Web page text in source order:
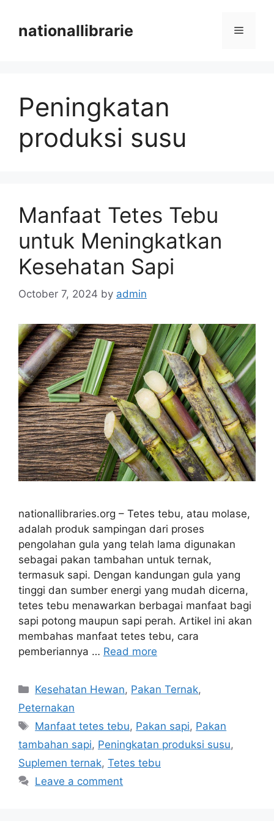
contentnationallibrarie Menu
Peningkatan
produksi susu
Manfaat Tetes Tebu
untuk Meningkatkan
Kesehatan Sapi
October 7, 2024 by admin
nationallibraries.org – Tetes tebu, atau molase,
adalah produk sampingan dari proses
pengolahan gula yang telah lama digunakan
sebagai pakan tambahan untuk ternak,
termasuk sapi. Dengan kandungan gula yang
tinggi dan sumber energi yang mudah dicerna,
tetes tebu menawarkan berbagai manfaat bagi
sapi potong maupun sapi perah. Artikel ini akan
membahas manfaat tetes tebu, cara
pemberiannya … Read more
Categories
Kesehatan Hewan, Pakan Ternak,
Peternakan
Tags
Manfaat tetes tebu, Pakan sapi, Pakan
tambahan sapi, Peningkatan produksi susu,
Suplemen ternak, Tetes tebu
Leave a comment